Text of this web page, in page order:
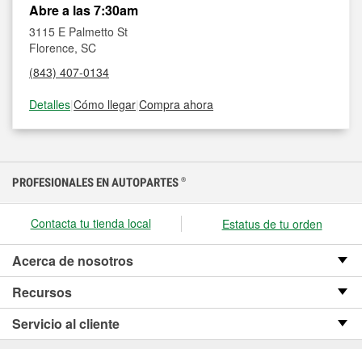
Abre a las 7:30am
3115 E Palmetto St
Florence, SC
(843) 407-0134
Detalles|Cómo llegar|Compra ahora
PROFESIONALES EN AUTOPARTES ®
Contacta tu tienda local Estatus de tu orden
Acerca de nosotros
Recursos
Servicio al cliente